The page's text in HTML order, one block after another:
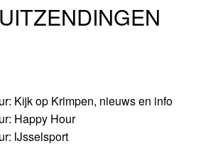
Kijk op Krimpen, nieuws en info
Happy Hour
IJsselsport